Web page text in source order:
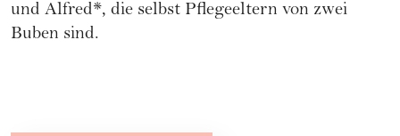
und Alfred*, die selbst Pflegeeltern von zwei
Buben sind.